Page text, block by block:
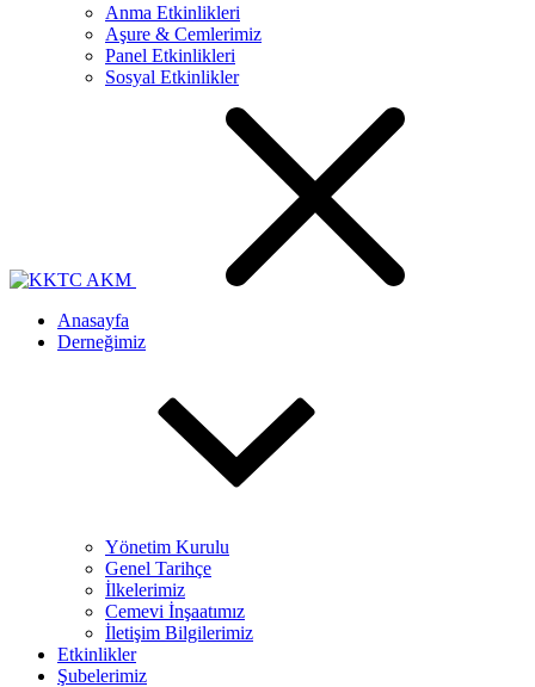
Anma Etkinlikleri
Aşure & Cemlerimiz
Panel Etkinlikleri
Sosyal Etkinlikler
Anasayfa
Derneğimiz
Yönetim Kurulu
Genel Tarihçe
İlkelerimiz
Cemevi İnşaatımız
İletişim Bilgilerimiz
Etkinlikler
Şubelerimiz